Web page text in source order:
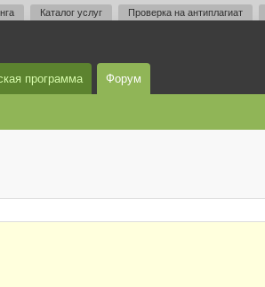
Каталог услуг Проверка на антиплагиат
программа Форум